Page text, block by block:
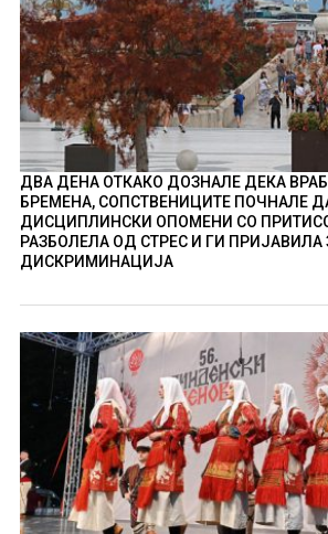
ДВА ДЕНА ОТКАКО ДОЗНАЛЕ ДЕКА
БРЕМЕНА, СОПСТВЕНИЦИТЕ ПОЧНАЛЕ
ДИСЦИПЛИНСКИ ОПОМЕНИ СО
РАЗБОЛЕЛА ОД СТРЕС И ГИ ПРИЈАВИЛА
ДИСКРИМИНАЦИЈА